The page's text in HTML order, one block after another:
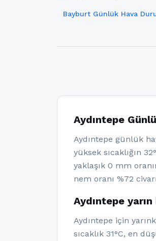
Bayburt Günlük Hava
Aydıntepe
Aydıntepe günlük
yüksek sıcaklığın
yaklaşık 0 mm
nem oranı %72
Aydıntepe
Aydıntepe için
sıcaklık 31°C, en